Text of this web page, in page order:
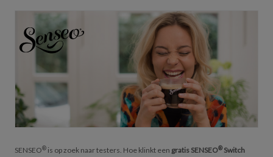
SENSEO® is op zoek naar testers. Hoe klinkt een gratis SENSEO®Switch